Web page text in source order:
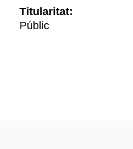
Titularitat:
Públic